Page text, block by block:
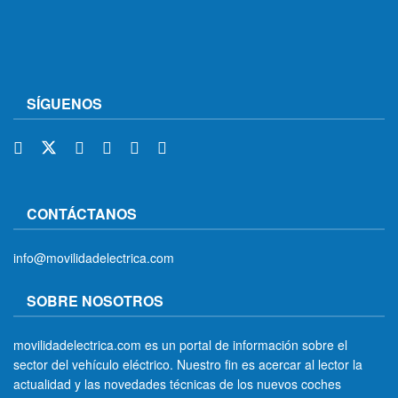
SÍGUENOS
CONTÁCTANOS
info@movilidadelectrica.com
SOBRE NOSOTROS
movilidadelectrica.com es un portal de información sobre el
sector del vehículo eléctrico. Nuestro fin es acercar al lector la
actualidad y las novedades técnicas de los nuevos coches